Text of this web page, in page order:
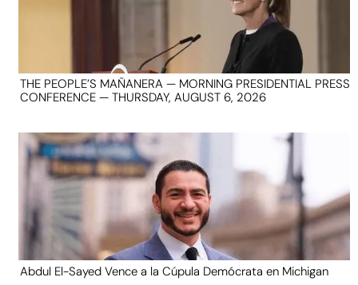
THE PEOPLE’S MAÑANERA — MORNING PRESIDENTIAL PRESS
CONFERENCE — THURSDAY, AUGUST 6, 2026
Abdul El-Sayed Vence a la Cúpula Demócrata en Michigan